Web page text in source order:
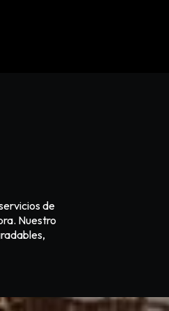
de
Nuestro
0